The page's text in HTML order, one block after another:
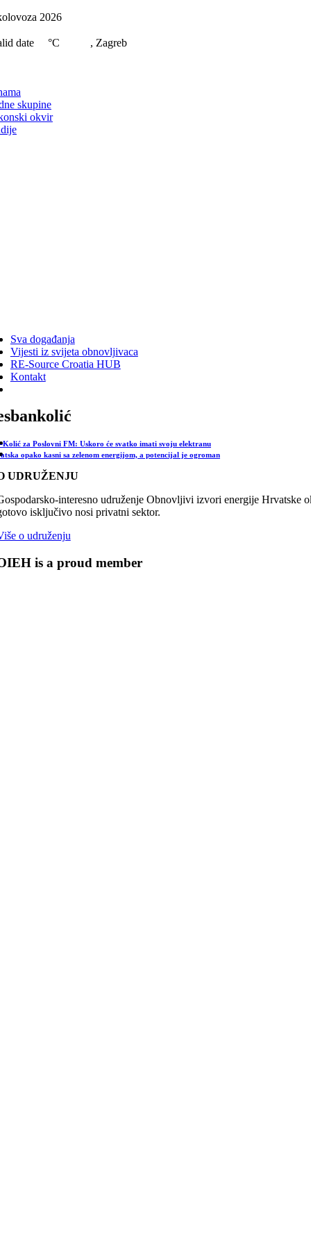
Skip
content
2026
date °C , Zagreb
skupine
okvir
Sva događanja
Vijesti iz svijeta obnovljivaca
RE-Source Croatia HUB
Kontakt
Kolić za Poslovni FM: Uskoro će svatko imati svoju elektranu
opako kasni sa zelenom energijom, a potencijal je ogroman
UDRUŽENJU
interesno udruženje Obnovljivi izvori energije
isključivo nosi privatni sektor.
o udruženju
is a proud member